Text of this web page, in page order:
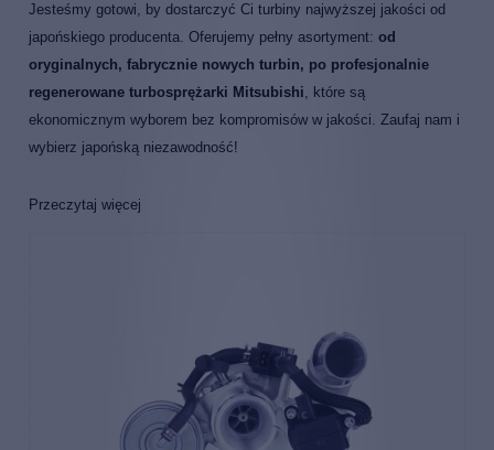
Jesteśmy gotowi, by dostarczyć Ci turbiny najwyższej jakości od
japońskiego producenta. Oferujemy pełny asortyment: od
oryginalnych, fabrycznie nowych turbin, po profesjonalnie
regenerowane turbosprężarki Mitsubishi, które są
ekonomicznym wyborem bez kompromisów w jakości. Zaufaj nam i
wybierz japońską niezawodność!
Mitsubishi Turbocharger and Engine
kluczową rolę w dostarczaniu turbosprężarek do silników na całym
świecie. Ich turbiny są wybierane przez czołowych producentów
samochodów (OEM) jako element pierwszego montażu.
turbosprężarki Mitsubishi, stawiasz na sprawdzone
Przeczytaj więcej